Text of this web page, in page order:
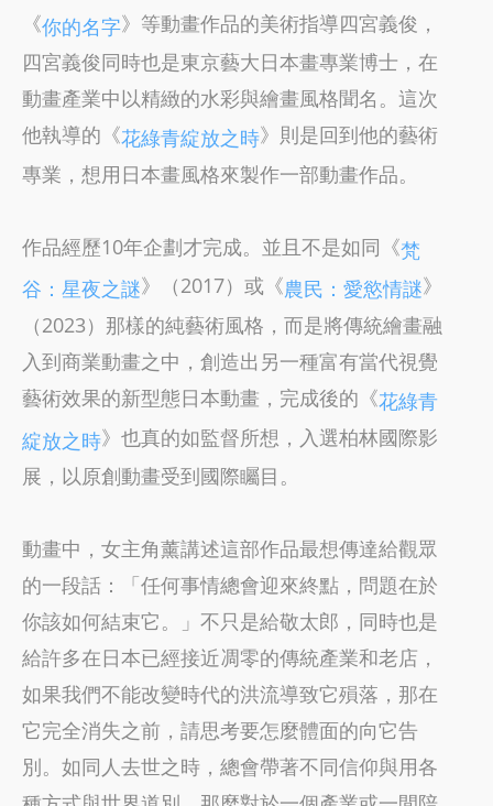
《你的名字》等動畫作品的美術指導四宮義俊，
四宮義俊同時也是東京藝大日本畫專業博士，在
動畫產業中以精緻的水彩與繪畫風格聞名。這次
他執導的《花綠青綻放之時》則是回到他的藝術
專業，想用日本畫風格來製作一部動畫作品。
作品經歷10年企劃才完成。並且不是如同《梵
谷：星夜之謎》（2017）或《農民：愛慾情謎》
（2023）那樣的純藝術風格，而是將傳統繪畫融
入到商業動畫之中，創造出另一種富有當代視覺
藝術效果的新型態日本動畫，完成後的《花綠青
綻放之時》也真的如監督所想，入選柏林國際影
展，以原創動畫受到國際矚目。
動畫中，女主角薰講述這部作品最想傳達給觀眾
的一段話：「任何事情總會迎來終點，問題在於
你該如何結束它。」不只是給敬太郎，同時也是
給許多在日本已經接近凋零的傳統產業和老店，
如果我們不能改變時代的洪流導致它殞落，那在
它完全消失之前，請思考要怎麼體面的向它告
別。如同人去世之時，總會帶著不同信仰與用各